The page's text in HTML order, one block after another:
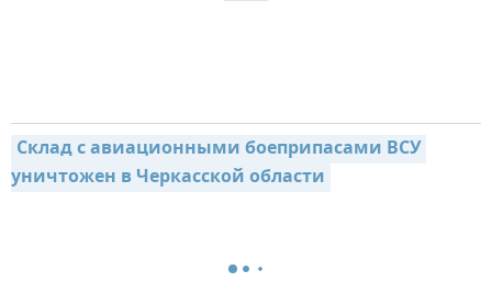
Склад с авиационными боеприпасами ВСУ
уничтожен в Черкасской области